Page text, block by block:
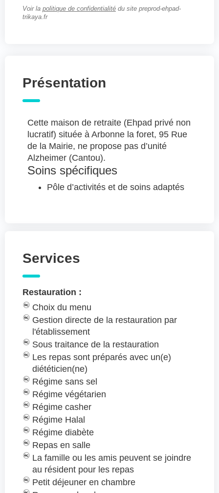
Voir la politique de confidentialité du site preprod-ehpad-
trikaya.fr
Présentation
Cette maison de retraite (Ehpad privé non
lucratif) située à Arbonne la foret, 95 Rue
de la Mairie, ne propose pas d’unité
Alzheimer (Cantou).
Soins spécifiques
Pôle d’activités et de soins adaptés
Services
Restauration :
Choix du menu
Gestion directe de la restauration par
l'établissement
Sous traitance de la restauration
Les repas sont préparés avec un(e)
diététicien(ne)
Régime sans sel
Régime végétarien
Régime casher
Régime Halal
Régime diabète
Repas en salle
La famille ou les amis peuvent se joindre
au résident pour les repas
Petit déjeuner en chambre